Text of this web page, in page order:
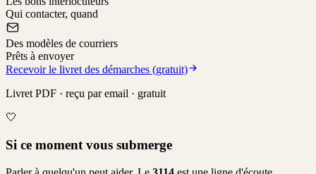
Qui contacter, quand
Des modèles de courriers
Prêts à envoyer
Recevoir le livret des démarches (gratuit)
Livret PDF · reçu par email · gratuit
🤍
Si ce moment vous submerge